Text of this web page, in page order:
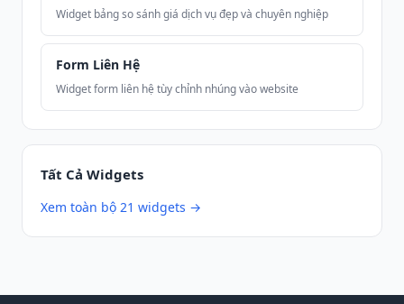
Widget bảng so sánh giá dịch vụ đẹp và chuyên nghiệp
Form Liên Hệ
Widget form liên hệ tùy chỉnh nhúng vào website
Tất Cả Widgets
Xem toàn bộ 21 widgets →